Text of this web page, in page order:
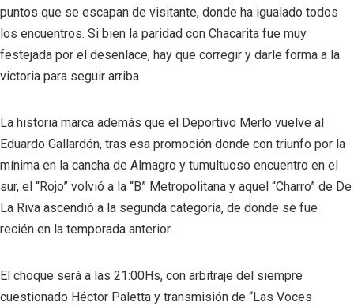
puntos que se escapan de visitante, donde ha igualado todos
los encuentros. Si bien la paridad con Chacarita fue muy
festejada por el desenlace, hay que corregir y darle forma a la
victoria para seguir arriba
La historia marca además que el Deportivo Merlo vuelve al
Eduardo Gallardón, tras esa promoción donde con triunfo por la
mínima en la cancha de Almagro y tumultuoso encuentro en el
sur, el “Rojo” volvió a la “B” Metropolitana y aquel “Charro” de De
La Riva ascendió a la segunda categoría, de donde se fue
recién en la temporada anterior.
El choque será a las 21:00Hs, con arbitraje del siempre
cuestionado Héctor Paletta y transmisión de “Las Voces